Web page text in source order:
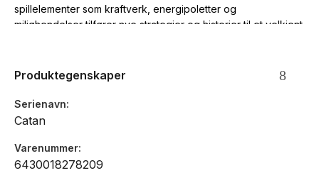
spillelementer som kraftverk, energipoletter og
miljøhendelser tilfører nye strategier og historier til et velkjent
Produktegenskaper
Serienavn
Catan
Varenummer
6430018278209